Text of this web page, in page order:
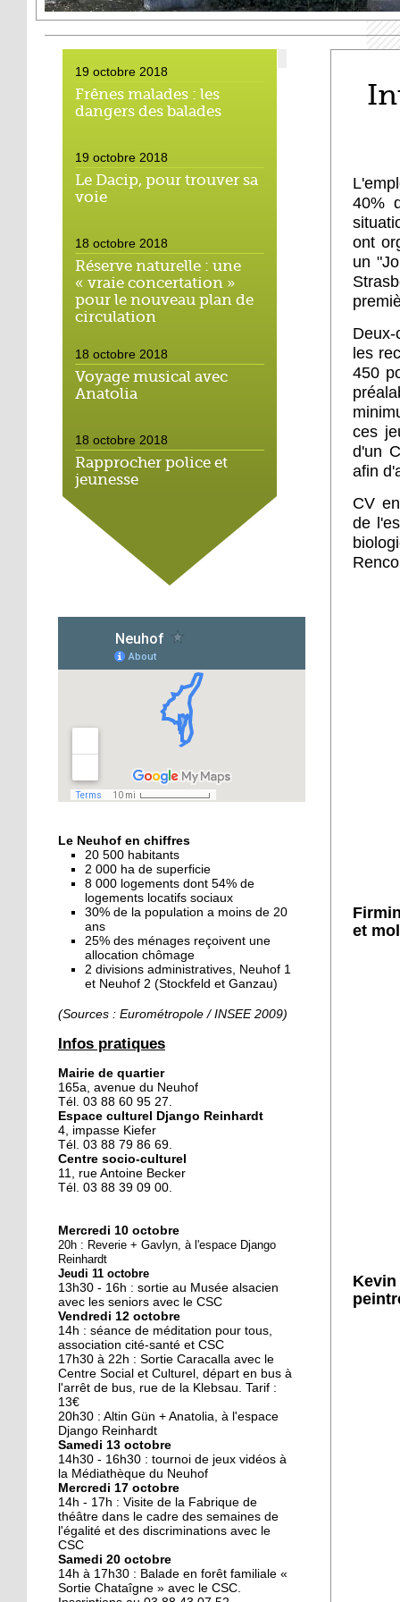
19 octobre 2018
Frênes malades : les
dangers des balades
19 octobre 2018
Le Dacip, pour trouver sa
voie
18 octobre 2018
Réserve naturelle : une
« vraie concertation »
pour le nouveau plan de
circulation
18 octobre 2018
Voyage musical avec
Anatolia
18 octobre 2018
Rapprocher police et
jeunesse
18 octobre 2018
Un jardin face aux
obstacles
Jouer à Fifa à la
médiathèque
16 octobre 2018
«Chacun me propose un
autofinancement là, ce
qui vous vient !»
16 octobre 2018
ciel ouvert »
16 octobre 2018
Un vécu de poids
15 octobre 2018
Difracto : devenir un pro
avec Django
Le vrac s'invite au Neuhof
11 octobre 2018
Les petites filles
chaussent leurs
10 octobre 2018
Nouveau look pour une
nouvelle mairie
19 octobre 2017
Face au challenge du
numérique
19 octobre 2017
La précarité tue
18 octobre 2017
Quatre décennies au
chevet du Neuhof
18 octobre 2017
Le Neuhof en chiffres
20 500 habitants
2 000 ha de superficie
8 000 logements dont 54% de
logements locatifs sociaux
30% de la population a moins de 20
ans
25% des ménages reçoivent une
allocation chômage
2 divisions administratives, Neuhof 1
et Neuhof 2 (Stockfeld et Ganzau)
(Sources : Eurométropole / INSEE 2009)
Infos pratiques
Mairie de quartier
165a, avenue du Neuhof
Tél. 03 88 60 95 27.
Espace culturel Django Reinhardt
4, impasse Kiefer
Tél. 03 88 79 86 69.
Centre socio-culturel
11, rue Antoine Becker
Tél. 03 88 39 09 00.
Mercredi 10 octobre
20h : Reverie + Gavlyn, à l'espace Django
Reinhardt
Jeudi 11 octobre
13h30 - 16h : sortie au Musée alsacien
avec les seniors avec le CSC
Vendredi 12 octobre
14h : séance de méditation pour tous,
association cité-santé et CSC
17h30 à 22h : Sortie Caracalla avec le
Centre Social et Culturel, départ en bus à
l'arrêt de bus, rue de la Klebsau. Tarif :
13€
20h30 : Altin Gün + Anatolia, à l'espace
Django Reinhardt
Samedi 13 octobre
14h30 - 16h30 : tournoi de jeux vidéos à
la Médiathèque du Neuhof
Mercredi 17 octobre
14h - 17h : Visite de la Fabrique de
théâtre dans le cadre des semaines de
l'égalité et des discriminations avec le
CSC
Samedi 20 octobre
14h à 17h30 : Balade en forêt familiale «
Sortie Chataîgne » avec le CSC.
40%
ont
un
les
450
ces
d'un
afin
CV
de
et